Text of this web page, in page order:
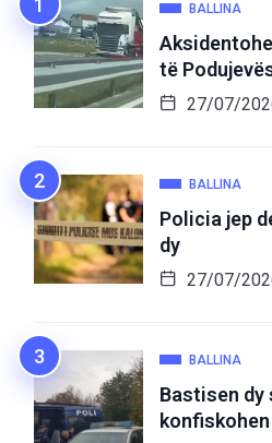
BALLINA
të
27/07/
BALLINA
Policia jep
dy
27/07/
BALLINA
Bastisen dy